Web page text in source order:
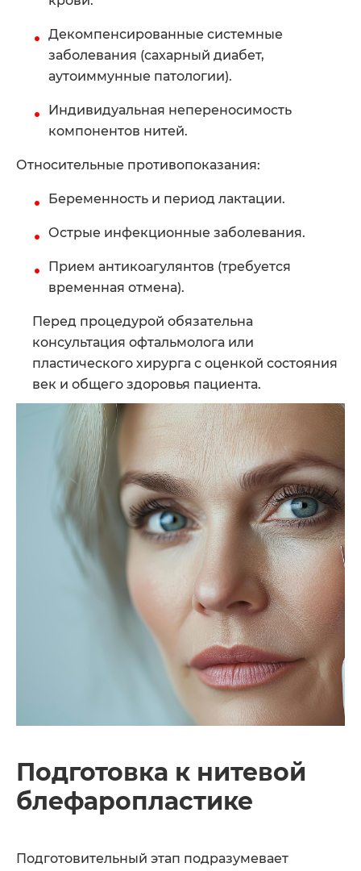
Декомпенсированные системные
заболевания (сахарный диабет,
аутоиммунные патологии).
Индивидуальная непереносимость
компонентов нитей.
Относительные противопоказания:
Беременность и период лактации.
Острые инфекционные заболевания.
Прием антикоагулянтов (требуется
временная отмена).
Перед процедурой обязательна
консультация офтальмолога или
пластического хирурга с оценкой состояния
век и общего здоровья пациента.
Подготовка к нитевой
блефаропластике
Подготовительный этап подразумевает